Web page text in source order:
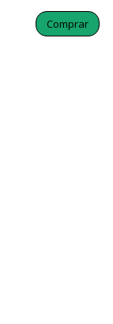
Comprar